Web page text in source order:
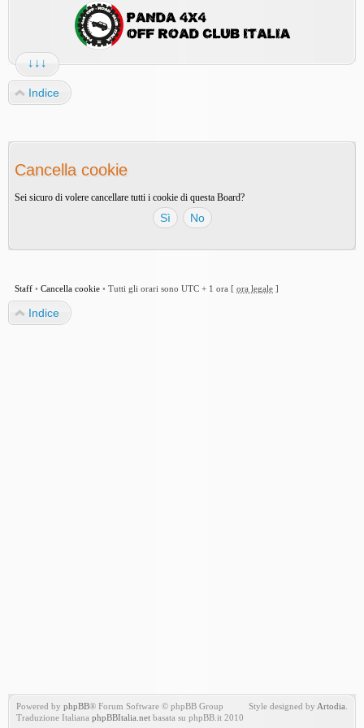
↓↓↓
Indice
Cancella cookie
Sei sicuro di volere cancellare tutti i cookie di questa Board?
Staff • Cancella cookie • Tutti gli orari sono UTC + 1 ora [ ora legale ]
Indice
Powered by phpBB® Forum Software © phpBB Group
Traduzione Italiana phpBBItalia.net basata su phpBB.it 2010
Style designed by Artodia